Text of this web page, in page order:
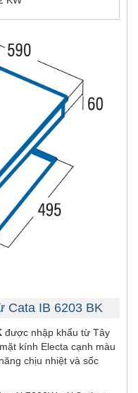
Cata IB 6203 BK
được nhập khẩu từ Tây
kính Electa cạnh màu
chịu nhiệt và sốc